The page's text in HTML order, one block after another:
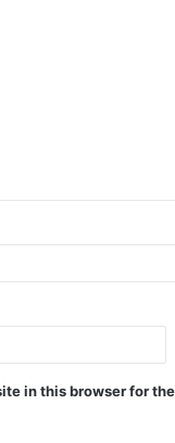
in this browser for